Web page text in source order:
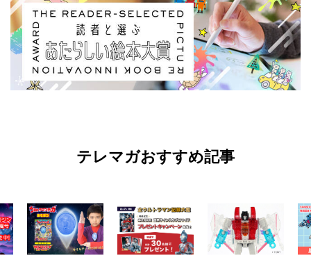
テレマガおすすめ記事